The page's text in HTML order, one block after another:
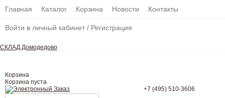
Главная Каталог Корзина Новости Контакты
Войти в личный кабинет / Регистрация
СКЛАД Домодедово
Корзина
Корзина пуста
+7 (495) 510-3606